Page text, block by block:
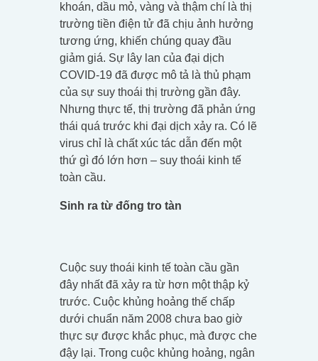
khoán, dầu mỏ, vàng và thậm chí là thị
trường tiền điện tử đã chịu ảnh hưởng
tương ứng, khiến chúng quay đầu
giảm giá. Sự lây lan của đại dịch
COVID-19 đã được mô tả là thủ phạm
của sự suy thoái thị trường gần đây.
Nhưng thực tế, thị trường đã phản ứng
thái quá trước khi đại dịch xảy ra. Có lẽ
virus chỉ là chất xúc tác dẫn đến một
thứ gì đó lớn hơn – suy thoái kinh tế
toàn cầu.
Sinh ra từ đống tro tàn
Cuộc suy thoái kinh tế toàn cầu gần
đây nhất đã xảy ra từ hơn một thập kỷ
trước. Cuộc khủng hoảng thế chấp
dưới chuẩn năm 2008 chưa bao giờ
thực sự được khắc phục, mà được che
đậy lại. Trong cuộc khủng hoảng, ngân